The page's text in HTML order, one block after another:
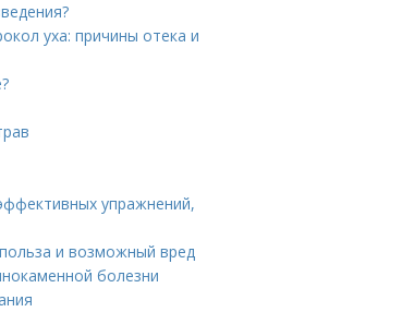
уха: причины отека и
упражнений,
и возможный вред
болезни